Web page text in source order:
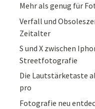
Mehr als genug für
Verfall und
Zeitalter
S und X zwischen
Streetfotografie
Die Lautstärketaste
pro
Fotografie neu